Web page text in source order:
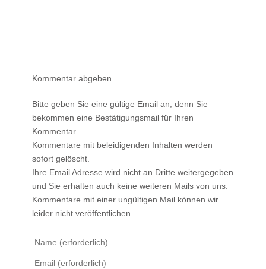
Kommentar abgeben
Bitte geben Sie eine gültige Email an, denn Sie
bekommen eine Bestätigungsmail für Ihren
Kommentar.
Kommentare mit beleidigenden Inhalten werden
sofort gelöscht.
Ihre Email Adresse wird nicht an Dritte weitergegeben
und Sie erhalten auch keine weiteren Mails von uns.
Kommentare mit einer ungültigen Mail können wir
leider nicht veröffentlichen